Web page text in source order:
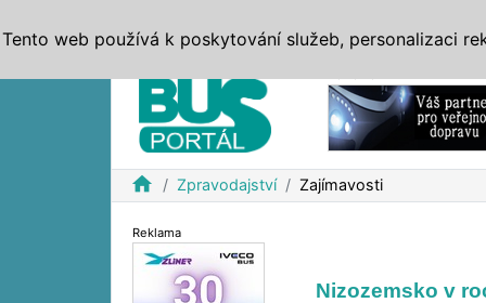
home Zpravodajství Zajímavosti
Reklama
Nizozemsko v
Tento web používá k poskytování služeb, personalizaci